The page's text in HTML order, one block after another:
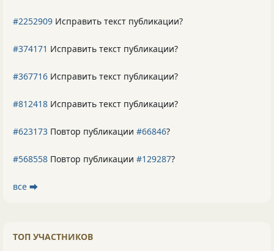
#2252909 Исправить текст публикации?
#374171 Исправить текст публикации?
#367716 Исправить текст публикации?
#812418 Исправить текст публикации?
#623173 Повтор публикации #66846?
#568558 Повтор публикации #129287?
все ⮕
ТОП УЧАСТНИКОВ